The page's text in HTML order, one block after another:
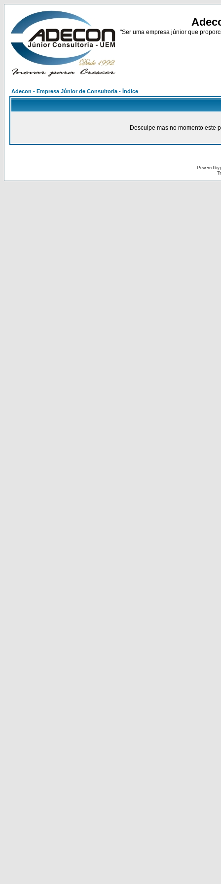
"Ser uma empresa júnior que
Adecon - Empresa Júnior de Consultoria - Índice
Desculpe mas no momento este
Powered by